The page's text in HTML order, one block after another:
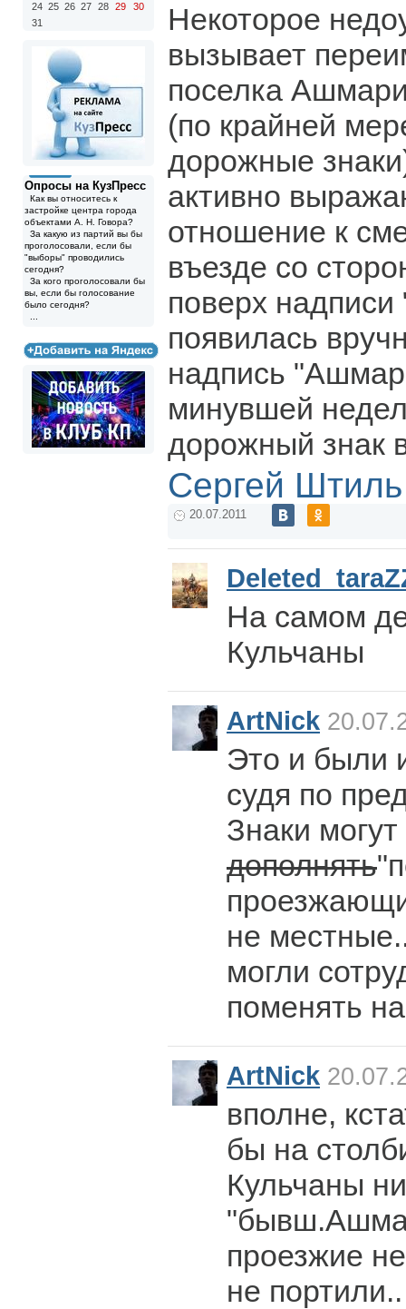
24 25 26 27 28 29
30
31
Опросы на КузПресс
Как вы относитесь к
застройке центра города
объектами А. Н. Говора?
За какую из партий вы бы
проголосовали, если бы
"выборы" проводились
сегодня?
За кого проголосовали бы
вы, если бы голосование
было сегодня?
Некоторое
вызывает
поселка
(по крайней
дорожные
активно
отношение к
въезде со
поверх
появилась
надпись
минувшей
дорожный знак
Сергей Штиль
20.07.2011
На самом
Кульчаны
ArtNick
Это и были
судя по
Знаки могут
дополнять
не
могли
поменять
ArtNick
вполне,
бы на
Кульчаны
проезжие
не портили..